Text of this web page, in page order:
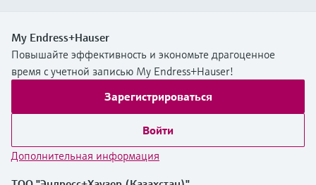
My Endress+Hauser
Повышайте эффективность и экономьте драгоценное
время с учетной записью My Endress+Hauser!
Зарегистрироваться
Войти
Дополнительная информация